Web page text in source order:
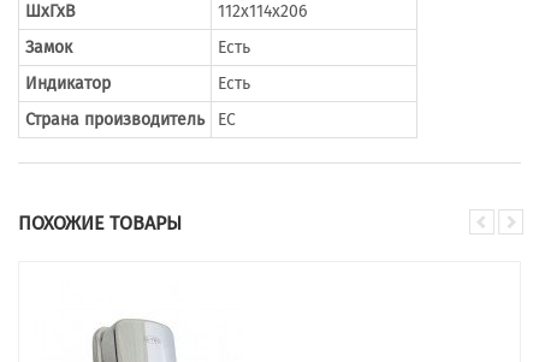
ШхГхВ
112х114х206
Замок
Есть
Индикатор
Есть
Страна производитель
ЕС
ПОХОЖИЕ ТОВАРЫ